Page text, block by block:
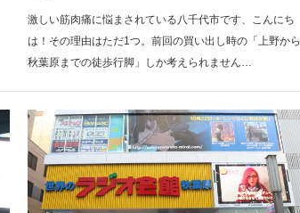
激しい筋肉痛に悩まされている八千代市です、こんにち
は！その理由はただ1つ。前回の買い出し時の「上野から
秋葉原までの徒歩行脚」しか考えられません…